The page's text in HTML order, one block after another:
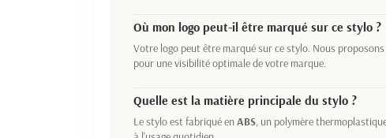
Où mon logo peut-il être marqué sur ce stylo ?
Votre logo peut être marqué sur ce stylo. Nous proposons
pour une visibilité optimale de votre marque.
Quelle est la matière principale du stylo ?
Le stylo est fabriqué enABS, un polymère